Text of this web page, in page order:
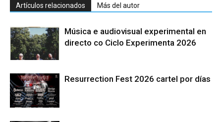
Artículos relacionados Más del autor
Música e audiovisual experimental en
directo co Ciclo Experimenta 2026
Resurrection Fest 2026 cartel por días